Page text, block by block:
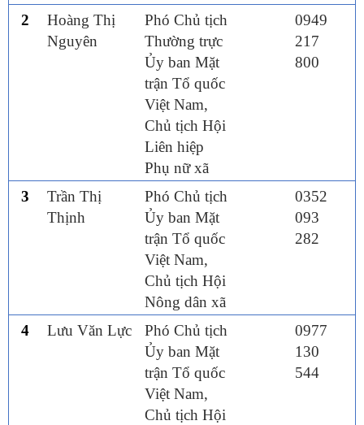
2
Hoàng Thị
Nguyên
Phó Chủ tịch
Thường trực
Ủy ban Mặt
trận Tổ quốc
Việt Nam,
Chủ tịch Hội
Liên hiệp
Phụ nữ xã
0949
217
800
3
Trần Thị
Thịnh
Phó Chủ tịch
Ủy ban Mặt
trận Tổ quốc
Việt Nam,
Chủ tịch Hội
Nông dân xã
0352
093
282
4 Lưu Văn Lực
Phó Chủ tịch
Ủy ban Mặt
trận Tổ quốc
Việt Nam,
Chủ tịch Hội
0977
130
544